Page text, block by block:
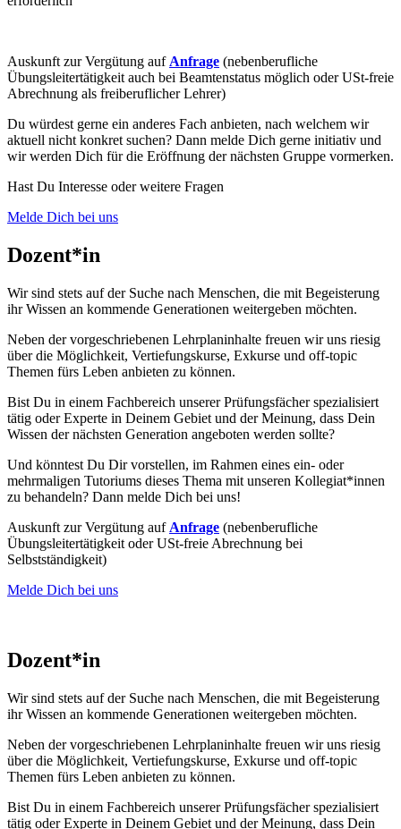
Auskunft zur Vergütung aufAnfrage (nebenberufliche
Übungsleitertätigkeit auch bei Beamtenstatus möglich oder USt-freie
Abrechnung als freiberuflicher Lehrer)
Du würdest gerne ein anderes Fach anbieten, nach welchem wir
aktuell nicht konkret suchen? Dann melde Dich gerne initiativ und
wir werden Dich für die Eröffnung der nächsten Gruppe vormerken.
Hast Du Interesse oder weitere Fragen
Melde Dich bei uns
Dozent*in
Wir sind stets auf der Suche nach Menschen, die mit Begeisterung
ihr Wissen an kommende Generationen weitergeben möchten.
Neben der vorgeschriebenen Lehrplaninhalte freuen wir uns riesig
über die Möglichkeit, Vertiefungskurse, Exkurse und off-topic
Themen fürs Leben anbieten zu können.
Bist Du in einem Fachbereich unserer Prüfungsfächer spezialisiert
tätig oder Experte in Deinem Gebiet und der Meinung, dass Dein
Wissen der nächsten Generation angeboten werden sollte?
Und könntest Du Dir vorstellen, im Rahmen eines ein- oder
mehrmaligen Tutoriums dieses Thema mit unseren Kollegiat*innen
zu behandeln? Dann melde Dich bei uns!
Auskunft zur Vergütung auf Anfrage (nebenberufliche
Übungsleitertätigkeit oder USt-freie Abrechnung bei
Selbstständigkeit)
Melde Dich bei uns
Dozent*in
Wir sind stets auf der Suche nach Menschen, die mit Begeisterung
ihr Wissen an kommende Generationen weitergeben möchten.
Neben der vorgeschriebenen Lehrplaninhalte freuen wir uns riesig
über die Möglichkeit, Vertiefungskurse, Exkurse und off-topic
Themen fürs Leben anbieten zu können.
Bist Du in einem Fachbereich unserer Prüfungsfächer spezialisiert
tätig oder Experte in Deinem Gebiet und der Meinung, dass Dein